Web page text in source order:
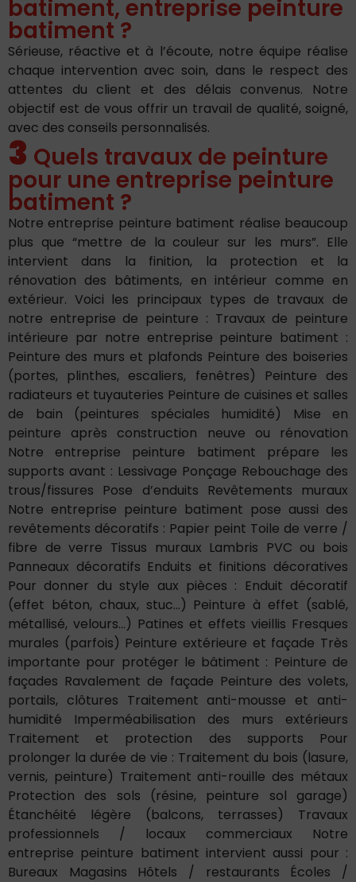
batiment, entreprise peinture
batiment ?
Sérieuse, réactive et à l’écoute, notre équipe réalise
chaque intervention avec soin, dans le respect des
attentes du client et des délais convenus. Notre
objectif est de vous offrir un travail de qualité, soigné,
avec des conseils personnalisés.
3 Quels travaux de peinture
pour une entreprise peinture
batiment ?
Notre entreprise peinture batiment réalise beaucoup
plus que “mettre de la couleur sur les murs”. Elle
intervient dans la finition, la protection et la
rénovation des bâtiments, en intérieur comme en
extérieur. Voici les principaux types de travaux de
notre entreprise de peinture : Travaux de peinture
intérieure par notre entreprise peinture batiment :
Peinture des murs et plafonds Peinture des boiseries
(portes, plinthes, escaliers, fenêtres) Peinture des
radiateurs et tuyauteries Peinture de cuisines et salles
de bain (peintures spéciales humidité) Mise en
peinture après construction neuve ou rénovation
Notre entreprise peinture batiment prépare les
supports avant : Lessivage Ponçage Rebouchage des
trous/fissures Pose d’enduits Revêtements muraux
Notre entreprise peinture batiment pose aussi des
revêtements décoratifs : Papier peint Toile de verre /
fibre de verre Tissus muraux Lambris PVC ou bois
Panneaux décoratifs Enduits et finitions décoratives
Pour donner du style aux pièces : Enduit décoratif
(effet béton, chaux, stuc…) Peinture à effet (sablé,
métallisé, velours…) Patines et effets vieillis Fresques
murales (parfois) Peinture extérieure et façade Très
importante pour protéger le bâtiment : Peinture de
façades Ravalement de façade Peinture des volets,
portails, clôtures Traitement anti-mousse et anti-
humidité Imperméabilisation des murs extérieurs
Traitement et protection des supports Pour
prolonger la durée de vie : Traitement du bois (lasure,
vernis, peinture) Traitement anti-rouille des métaux
Protection des sols (résine, peinture sol garage)
Étanchéité légère (balcons, terrasses) Travaux
professionnels / locaux commerciaux Notre
entreprise peinture batiment intervient aussi pour :
Bureaux Magasins Hôtels / restaurants Écoles /